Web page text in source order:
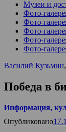
Музеи и
Фото-
Фото-
Фото-
Фото-
Фото-
Василий Кузьмин,
Победа в
Информация,
Опубликовано